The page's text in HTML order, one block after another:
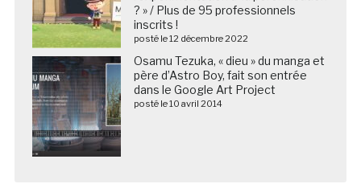
? » / Plus de 95 professionnels
inscrits !
posté le 12 décembre 2022
Osamu Tezuka, « dieu » du manga et
père d’Astro Boy, fait son entrée
dans le Google Art Project
posté le 10 avril 2014